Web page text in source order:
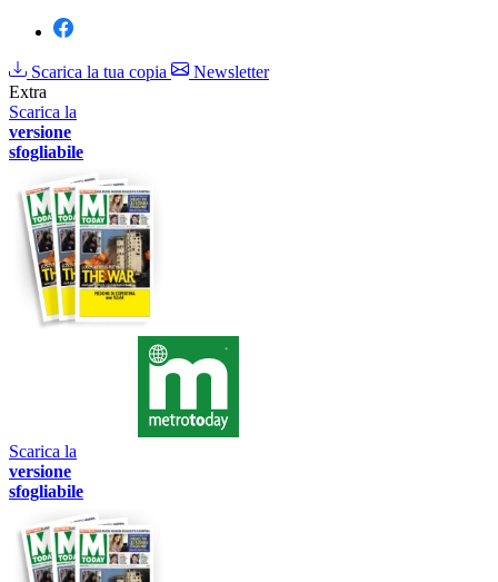
Scarica la tua copia
Newsletter
Extra
Scarica la
versione
sfogliabile
Scarica la
versione
sfogliabile